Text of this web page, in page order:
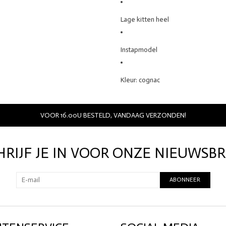
Lage kitten heel
Instapmodel
Kleur: cognac
VOOR 16.00U BESTELD, VANDAAG VERZONDEN!
JE IN VOOR ONZE
ABONNEER